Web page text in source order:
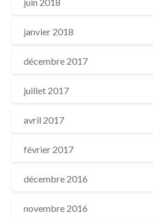
janvier 2018
décembre 2017
juillet 2017
avril 2017
février 2017
décembre 2016
novembre 2016